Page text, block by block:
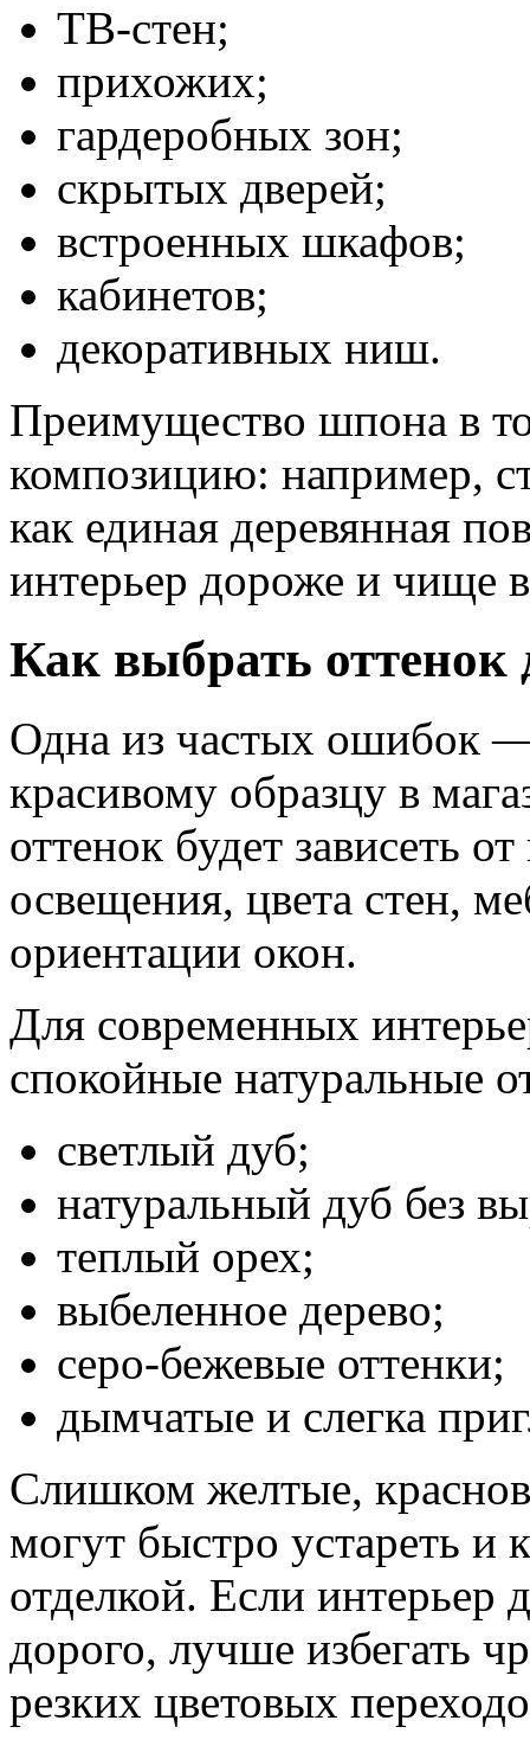
ТВ-стен;
прихожих;
гардеробных зон;
скрытых дверей;
встроенных шкафов;
кабинетов;
декоративных ниш.
Преимущество шпона в
композицию: например,
как единая деревянная
интерьер дороже и чище
Как выбрать оттенок
Одна из частых ошибок
красивому образцу в
оттенок будет зависеть
освещения, цвета стен,
ориентации окон.
Для современных
спокойные натуральные
светлый дуб;
натуральный дуб без
теплый орех;
выбеленное дерево;
серо-бежевые оттенки;
дымчатые и слегка
Слишком желтые,
могут быстро устареть и
отделкой. Если интерьер
дорого, лучше избегать
резких цветовых